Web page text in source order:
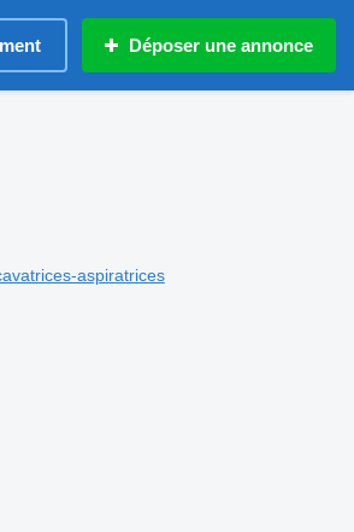
Déposer une annonce
aspiratrices